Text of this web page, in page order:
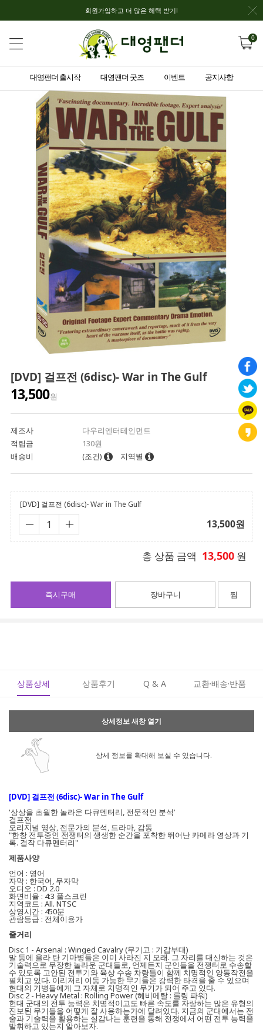
회원가입하고 더 많은 혜택 받기!
0
대영팬더 출시작 대영팬더 굿즈 이벤트 공지사항
[DVD] 걸프전 (6disc)- War in The Gulf
13,500원
제조사
다우리엔터테인먼트
적립금
130원
배송비
(조건) 지역별
[DVD] 걸프전 (6disc)- War in The Gulf
13,500원
총 상품 금액 13,500 원
장바구니
즉시구매 찜
상품상세 상품후기 Q & A 교환·배송·반품
상세정보 새창 열기
상세 정보를 확대해 보실 수 있습니다.
[DVD] 걸프전 (6disc)- War in The Gulf
'상상을 초월한 놀라운 다큐멘터리, 전문적인 분석’
걸프전
오리지널 영상, 전문가의 분석, 드라마, 감동
"한창 전투중인 전쟁터의 생생한 순간을 포착한 뛰어난 카메라 영상과 기
록. 걸작 다큐멘터리"
제품사양
언어 : 영어
자막 : 한국어, 무자막
오디오 : DD 2.0
화면비율 : 4:3 풀스크린
지역코드 : All. NTSC
상영시간 : 450분
관람등급 : 전체이용가
줄거리
Disc 1 - Arsenal : Winged Cavalry (무기고 : 기갑부대)
말 등에 올라 탄 기마병들은 이미 사라진 지 오래. 그 자리를 대신하는 것은
기술력으로 무장한 놀라운 군대들로, 언제든지 군인들을 전쟁터로 수송할
수 있도록 고안된 전투기와 육상 수송 차량들이 함께 치명적인 양동작전을
펼치고 있다. 이리저리 이동 가능한 무기들은 강력한 타격을 줄 수 있으며
현대의 기병들에게 그 자체로 치명적인 무기가 되어 주고 있다.
Disc 2 - Heavy Metal : Rolling Power (헤비메탈 : 롤링 파워)
현대 군대의 전투 능력은 치명적이고도 빠른 속도를 자랑하는 많은 유형의
진보된 무기들을 어떻게 잘 사용하는가에 달려있다. 지금의 군대에서는 전
술과 기술력을 활용하는 실감나는 훈련을 통해 전쟁에서 어떤 전투 능력을
발휘하고 있는지 알아보자.